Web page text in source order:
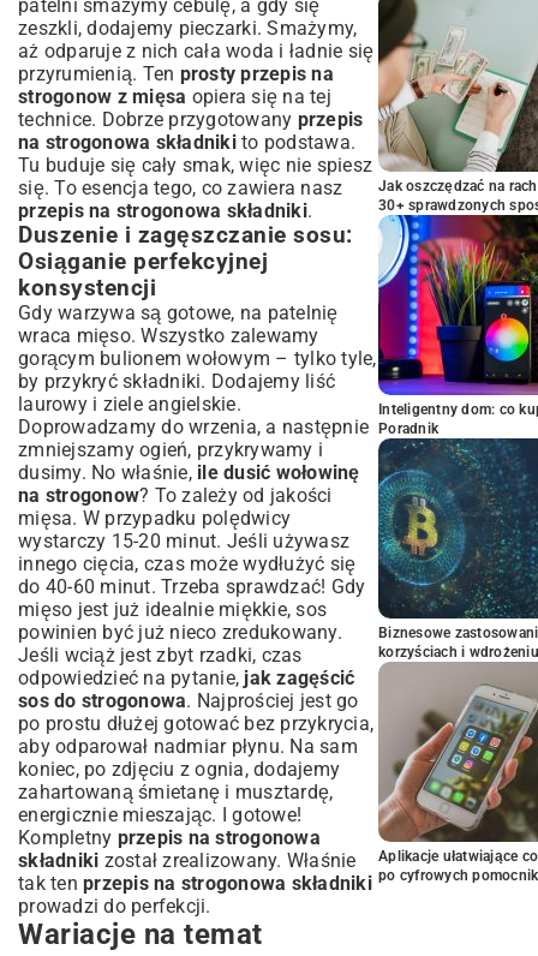
patelni smażymy cebulę, a gdy się
zeszkli, dodajemy pieczarki. Smażymy,
aż odparuje z nich cała woda i ładnie się
przyrumienią. Ten prosty przepis na
strogonow z mięsa opiera się na tej
technice. Dobrze przygotowany przepis
na strogonowa składnikito podstawa.
Tu buduje się cały smak, więc nie spiesz
się. To esencja tego, co zawiera nasz
przepis na strogonowa składniki.
Duszenie i zagęszczanie sosu:
Osiąganie perfekcyjnej
konsystencji
Gdy warzywa są gotowe, na patelnię
wraca mięso. Wszystko zalewamy
gorącym bulionem wołowym – tylko tyle,
by przykryć składniki. Dodajemy liść
laurowy i ziele angielskie.
Doprowadzamy do wrzenia, a następnie
zmniejszamy ogień, przykrywamy i
dusimy. No właśnie, ile dusić wołowinę
na strogonow? To zależy od jakości
mięsa. W przypadku polędwicy
wystarczy 15-20 minut. Jeśli używasz
innego cięcia, czas może wydłużyć się
do 40-60 minut. Trzeba sprawdzać! Gdy
mięso jest już idealnie miękkie, sos
powinien być już nieco zredukowany.
Jeśli wciąż jest zbyt rzadki, czas
odpowiedzieć na pytanie, jak zagęścić
sos do strogonowa. Najprościej jest go
po prostu dłużej gotować bez przykrycia,
aby odparował nadmiar płynu. Na sam
koniec, po zdjęciu z ognia, dodajemy
zahartowaną śmietanę i musztardę,
energicznie mieszając. I gotowe!
Kompletny przepis na strogonowa
składniki został zrealizowany. Właśnie
tak ten przepis na strogonowa składniki
prowadzi do perfekcji.
Wariacje na temat
Jak oszczędzać na
30+ sprawdzonych
Inteligentny dom: co
Poradnik
Biznesowe
korzyściach i wdrożeniu
Aplikacje ułatwiające
po cyfrowych